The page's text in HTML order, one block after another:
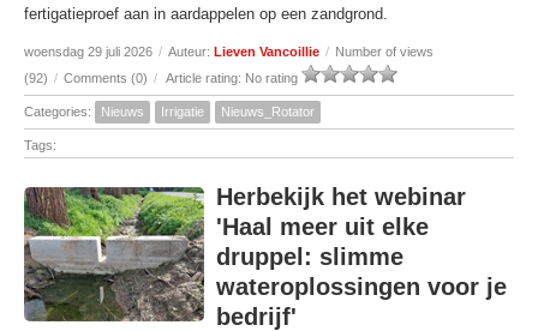
fertigatieproef aan in aardappelen op een zandgrond.
woensdag 29 juli 2026 / Auteur: Lieven Vancoillie / Number of views
(92) / Comments (0) / Article rating: No rating
Categories: Nieuws Irrigatie Nieuws_Rotator
Tags:
Herbekijk het webinar
'Haal meer uit elke
druppel: slimme
wateroplossingen voor je
bedrijf'